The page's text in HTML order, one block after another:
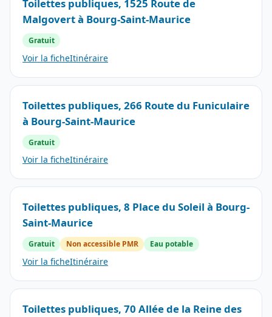
Toilettes publiques, 1525 Route de
Malgovert à Bourg-Saint-Maurice
Gratuit
Voir la ficheItinéraire
Toilettes publiques, 266 Route du Funiculaire
à Bourg-Saint-Maurice
Gratuit
Voir la ficheItinéraire
Toilettes publiques, 8 Place du Soleil à Bourg-
Saint-Maurice
Gratuit Non accessible PMR Eau potable
Voir la ficheItinéraire
Toilettes publiques, 70 Allée de la Reine des